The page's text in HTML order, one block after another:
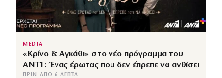
MEDIA
«Κρίνο & Αγκάθι» στο νέο πρόγραμμα του
ΑΝΤ1: Ένας έρωτας που δεν έπρεπε να ανθίσει
ΠΡΙΝ ΑΠΌ 6 ΛΕΠΤΆ